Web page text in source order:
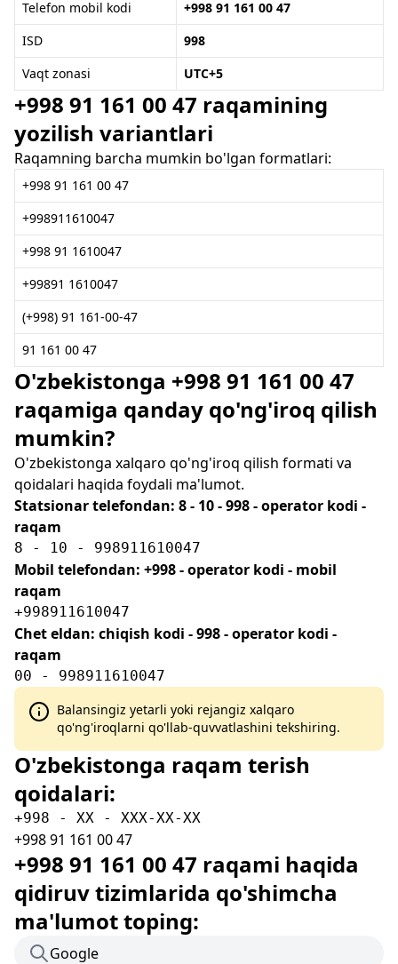
Telefon mobil kodi
+998 91 161 00 47
ISD
998
Vaqt zonasi
UTC+5
+998 91 161 00 47 raqamining
yozilish variantlari
Raqamning barcha mumkin bo'lgan formatlari:
+998 91 161 00 47
+998911610047
+998 91 1610047
+99891 1610047
(+998) 91 161-00-47
91 161 00 47
O'zbekistonga +998 91 161 00 47
raqamiga qanday qo'ng'iroq qilish
mumkin?
O'zbekistonga xalqaro qo'ng'iroq qilish formati va
qoidalari haqida foydali ma'lumot.
Statsionar telefondan: 8 - 10 - 998 - operator kodi -
raqam
8 - 10 - 998911610047
Mobil telefondan: +998 - operator kodi - mobil
raqam
+998911610047
Chet eldan: chiqish kodi - 998 - operator kodi -
raqam
00 - 998911610047
Balansingiz yetarli yoki rejangiz xalqaro
qo'ng'iroqlarni qo'llab-quvvatlashini tekshiring.
O'zbekistonga raqam terish
qoidalari:
+998 - XX - XXX-XX-XX
+998 91 161 00 47
+998 91 161 00 47 raqami haqida
qidiruv tizimlarida qo'shimcha
ma'lumot toping:
Google